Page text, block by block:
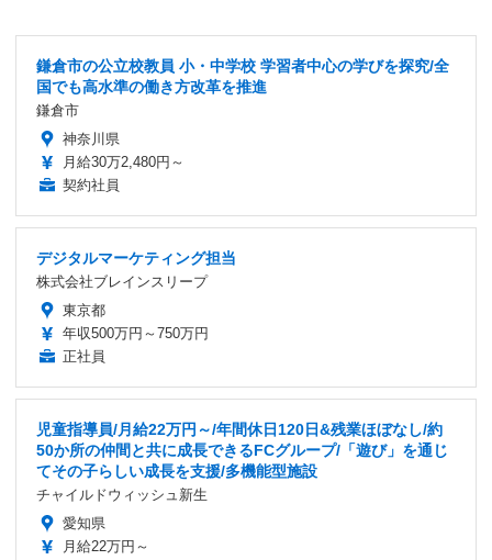
鎌倉市の公立校教員 小・中学校 学習者中心の学びを探究/全
国でも高水準の働き方改革を推進
鎌倉市
神奈川県
月給30万2,480円～
契約社員
デジタルマーケティング担当
株式会社ブレインスリープ
東京都
年収500万円～750万円
正社員
児童指導員/月給22万円～/年間休日120日&残業ほぼなし/約
50か所の仲間と共に成長できるFCグループ/「遊び」を通じ
てその子らしい成長を支援/多機能型施設
チャイルドウィッシュ新生
愛知県
月給22万円～